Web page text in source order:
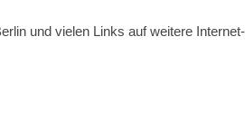
und vielen Links auf weitere